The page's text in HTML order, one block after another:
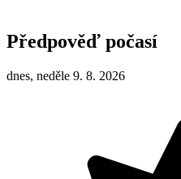
Předpověď počasí
dnes, neděle 9. 8. 2026